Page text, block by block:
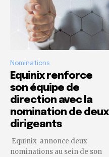
Nominations
Equinix renforce
son équipe de
direction avec la
nomination de deux
dirigeants
Equinix annonce deux
nominations au sein de son